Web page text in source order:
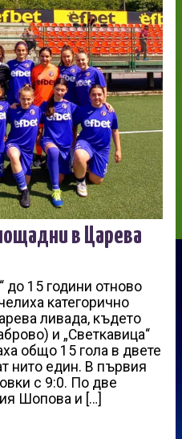
в Царева
до 15 години отново
категорично
ливада, където
и „Светкавица“
общо 15 гола в двете
нито един. В първия
с 9:0. По две
Шопова и […]